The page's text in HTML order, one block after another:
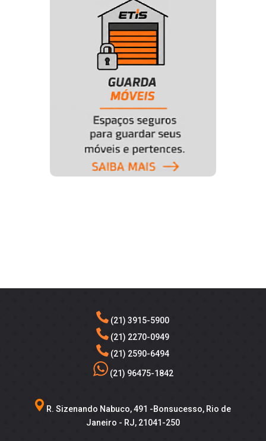
(21) 3915-5900
(21) 2270-0949
(21) 2590-6494
(21) 96475-1842
R. Sizenando Nabuco, 491 -Bonsucesso, Rio de
Janeiro - RJ, 21041-250